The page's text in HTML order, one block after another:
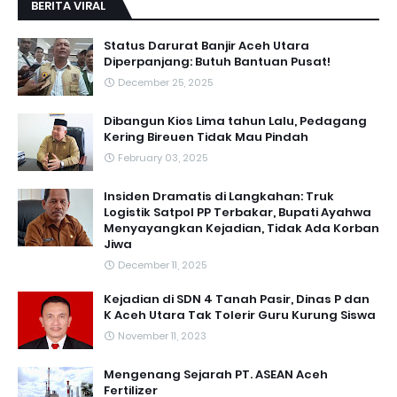
BERITA VIRAL
Status Darurat Banjir Aceh Utara
Diperpanjang: Butuh Bantuan Pusat!
December 25, 2025
Dibangun Kios Lima tahun Lalu, Pedagang
Kering Bireuen Tidak Mau Pindah
February 03, 2025
Insiden Dramatis di Langkahan: Truk
Logistik Satpol PP Terbakar, Bupati Ayahwa
Menyayangkan Kejadian, Tidak Ada Korban
Jiwa
December 11, 2025
Kejadian di SDN 4 Tanah Pasir, Dinas P dan
K Aceh Utara Tak Tolerir Guru Kurung Siswa
November 11, 2023
Mengenang Sejarah PT. ASEAN Aceh
Fertilizer